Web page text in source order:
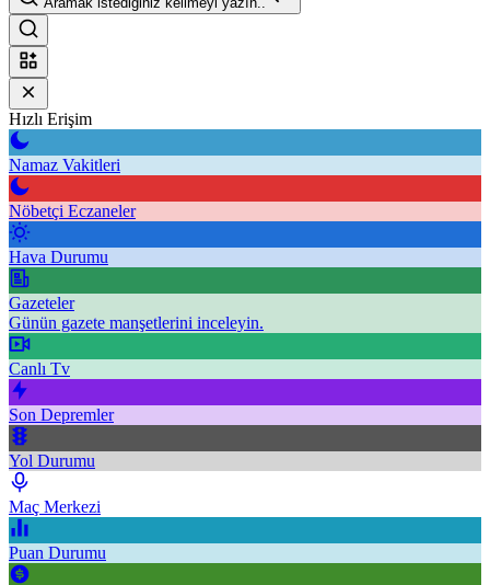
Hızlı Erişim
Namaz Vakitleri
Nöbetçi Eczaneler
Hava Durumu
Gazeteler
Günün gazete manşetlerini inceleyin.
Canlı Tv
Son Depremler
Yol Durumu
Maç Merkezi
Puan Durumu